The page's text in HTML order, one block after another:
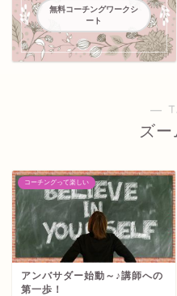
無料コーチングワークシ
ート
―
ズ
コーチングって楽しい
アンバサダー始動～♪講師への
第一歩！